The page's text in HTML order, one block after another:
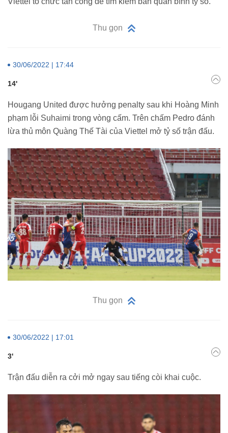
Thu gọn
30/06/2022 | 17:44
14'
Hougang United được hưởng penalty sau khi Hoàng Minh
phạm lỗi Suhaimi trong vòng cấm. Trên chấm Pedro đánh
lừa thủ môn Quàng Thế Tài của Viettel mở tỷ số trận đấu.
Thu gọn
30/06/2022 | 17:01
3'
Trận đấu diễn ra cởi mở ngay sau tiếng còi khai cuộc.